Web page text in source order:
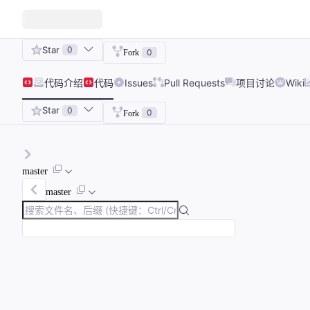
Star 0 Fork 0
代码介绍 代码 Issues Pull Requests 项目讨论 Wiki
Star 0 Fork 0
master
master